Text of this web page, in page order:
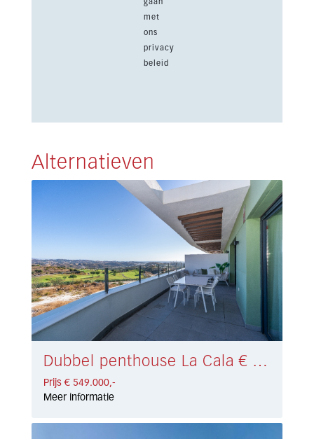
met
ons
privacy
beleid
Alternatieven
Dubbel penthouse La Cala € 549.000,-
Prijs € 549.000,-
Meer informatie